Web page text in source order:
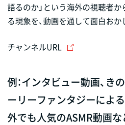
語るのか」という海外の視聴者
る現象を、動画を通して面白おか
チャンネルURL
例：インタビュー動画、き
ーリーファンタジーによ
外でも人気のASMR動画な